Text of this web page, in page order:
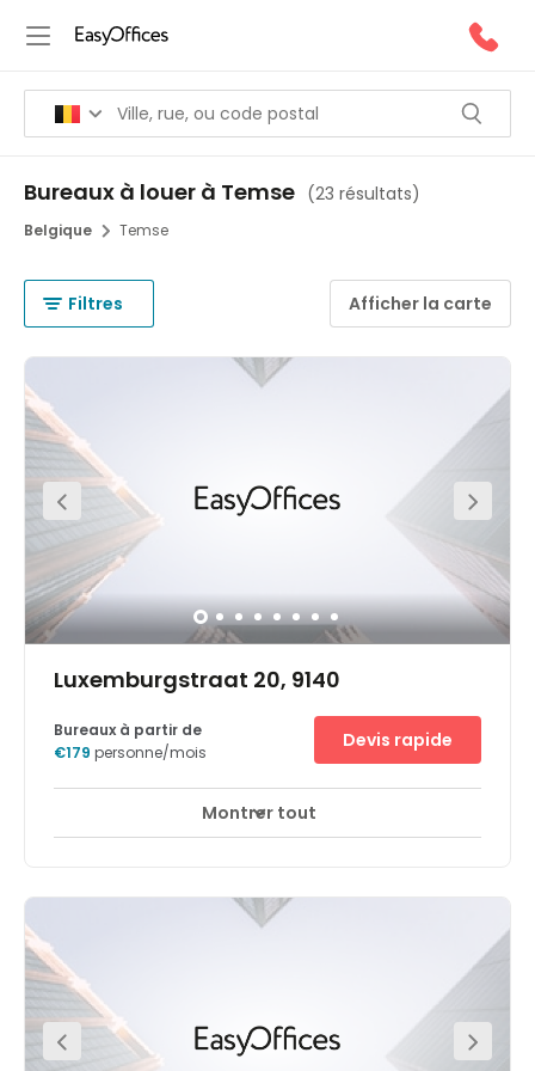
Bureaux à louer à Temse (23 résultats)
Belgique Temse
Filtres Afficher la carte
Luxemburgstraat 20, 9140
Centre-ville
du carrefour principal de l'autoroute E17, ce centre
commercial dynamique se trouve au sein d'une
TTS, qui abrite les sièges sociaux d'entreprises
internationales telles que VF Europe, North Face, DAF et
Niko. Les trois étages de ce bâtiment polyvalent et flexible
entourent un grand atrium central qui procure de la
lumière naturelle en abondance. Choisissez parmi une
Bureaux à partir de
€179 personne/mois
Devis rapide
Montrer tout